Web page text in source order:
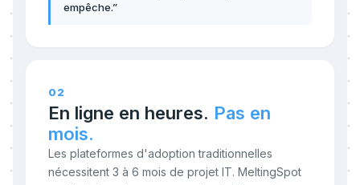
empêche.”
02
En ligne en heures. Pas en
mois.
Les plateformes d'adoption traditionnelles
nécessitent 3 à 6 mois de projet IT. MeltingSpot